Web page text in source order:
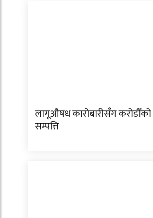
लागूऔषध कारोबारीसँग करोडौँको
सम्पत्ति